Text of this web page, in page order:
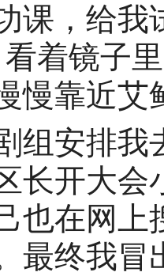
课，给我
着镜子
慢靠近艾
安排我
长开大
也在网上
最终我